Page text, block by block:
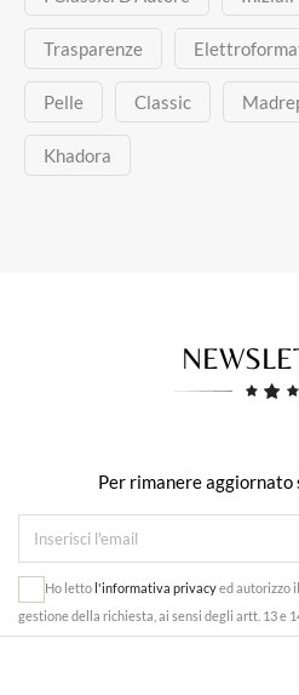
Trasparenze
Pelle Classic
Khadora
Per rimanere
Ho letto l'informativa privacyed autorizzo
gestione della richiesta, ai sensi degli artt. 13 e